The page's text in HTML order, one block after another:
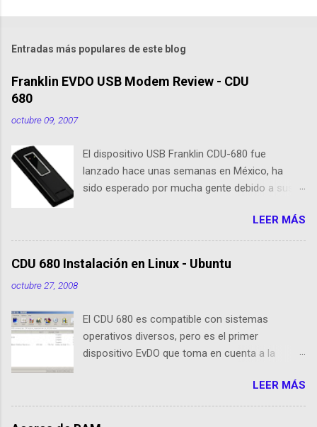
Entradas más populares de este blog
Franklin EVDO USB Modem Review - CDU
680
octubre 09, 2007
El dispositivo USB Franklin CDU-680 fue
lanzado hace unas semanas en México, ha
sido esperado por mucha gente debido a sus
tamaño es 1/3 parte de EvDO Modems como
Kyocera 650 o Audiovox 5740. En esta nueva
edición, Franklin ha agregado nuevas
Flash 64 MB incorporada GPS incorporado
Puerto de conexión para antenas o
amplificadores externos Compatibilidad con
instalador cargado en la memoria Flash, ¿ya no
necesita cargar el CD de instalación! Manual de
LEER MÁS
CDU 680 Instalación en Linux - Ubuntu
octubre 27, 2008
El CDU 680 es compatible con sistemas
operativos diversos, pero es el primer
dispositivo EvDO que toma en cuenta a la
dispositivo funciona como un medio de
almacenamiento masivo, lo que conocemos
LEER MÁS